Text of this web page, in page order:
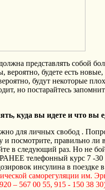
представлять собой
вероятно, будете есть новые,
будут некоторые
но постарайтесь
куда вы идете и что вы
для личных свобод .
и посмотрите, правильно ли
в следующий раз. Но не
телефонный курс 7 -
инсулина в поездке в
саморегуляции им.
– 567 00 55, 915 - 150 38